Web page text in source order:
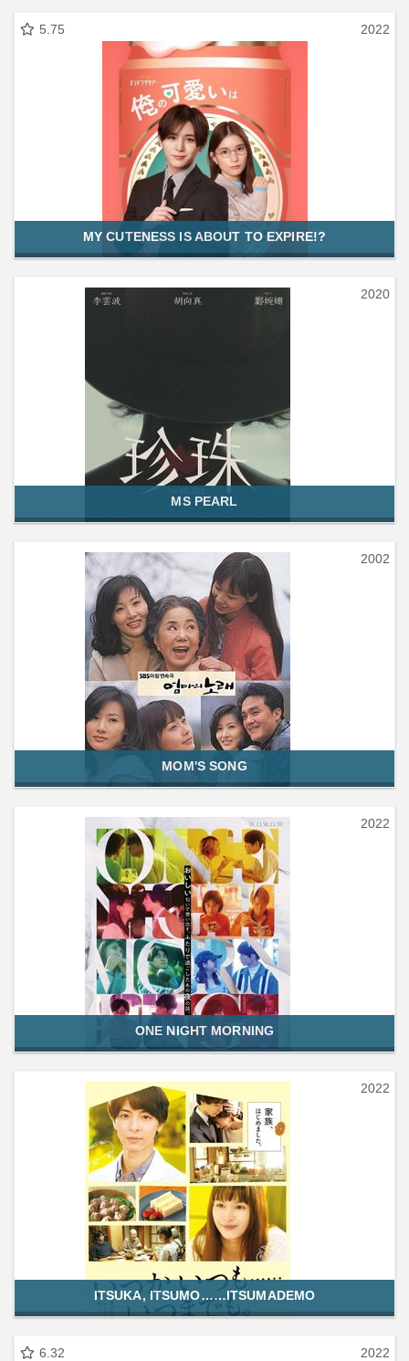
5.75 2022
MY CUTENESS IS ABOUT TO EXPIRE!?
2020
MS PEARL
2002
MOM'S SONG
2022
ONE NIGHT MORNING
2022
ITSUKA, ITSUMO……ITSUMADEMO
6.32 2022